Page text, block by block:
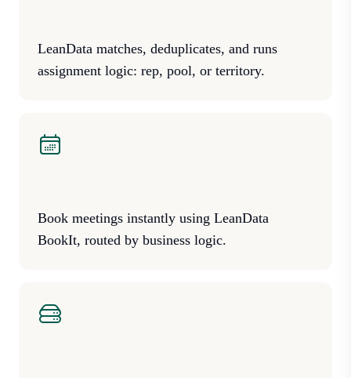
LeanData matches, deduplicates, and runs
assignment logic: rep, pool, or territory.
Book meetings instantly using LeanData
BookIt, routed by business logic.